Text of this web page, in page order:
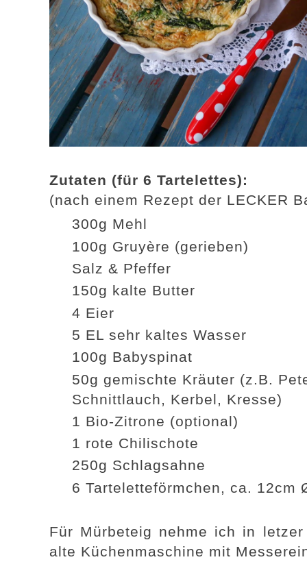
Zutaten (für 6 Tartelettes):
(nach einem Rezept der LECKER
300g Mehl
100g Gruyère (gerieben)
Salz & Pfeffer
150g kalte Butter
4 Eier
5 EL sehr kaltes Wasser
100g Babyspinat
50g gemischte Kräuter (z.B.
Schnittlauch, Kerbel, Kresse)
1 Bio-Zitrone (optional)
1 rote Chilischote
250g Schlagsahne
6 Tarteletteförmchen, ca. 12cm
Für Mürbeteig nehme ich in
alte Küchenmaschine mit